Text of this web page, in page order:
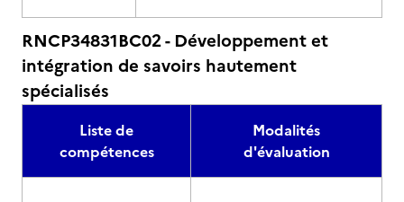
RNCP34831BC02 - Développement et
intégration de savoirs hautement
spécialisés
Liste de
compétences
Modalités
d'évaluation